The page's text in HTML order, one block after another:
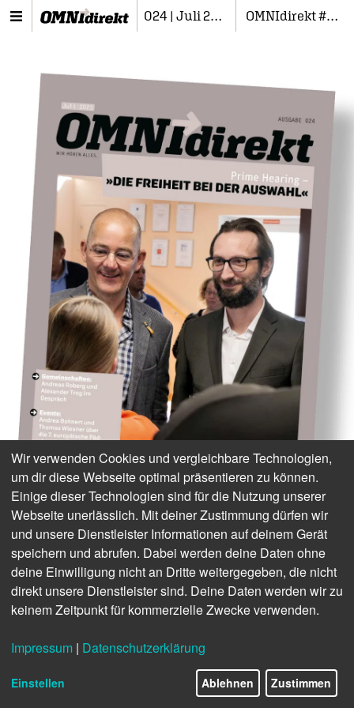
024 | Juli 2023 OMNIdirekt #024
Wir verwenden Cookies und vergleichbare Technologien,
um dir diese Webseite optimal präsentieren zu können.
Einige dieser Technologien sind für die Nutzung unserer
Webseite unerlässlich. Mit deiner Zustimmung dürfen wir
und unsere Dienstleister Informationen auf deinem Gerät
speichern und abrufen. Dabei werden deine Daten ohne
deine Einwilligung nicht an Dritte weitergegeben, die nicht
direkt unsere Dienstleister sind. Deine Daten werden wir zu
keinem Zeitpunkt für kommerzielle Zwecke verwenden.
Impressum | Datenschutzerklärung
Einstellen Ablehnen Zustimmen